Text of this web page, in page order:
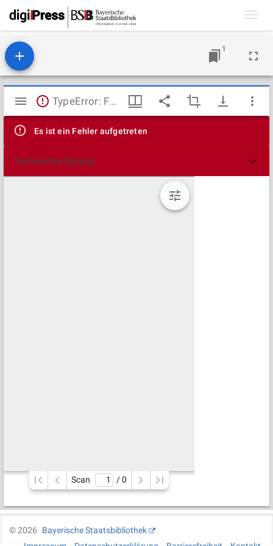
1
Mirador
Viewer
TypeError: Failed to fetch
Es ist ein Fehler aufgetreten
Technische Details
Scan / 0
©2026
Bayerische Staatsbibliothek